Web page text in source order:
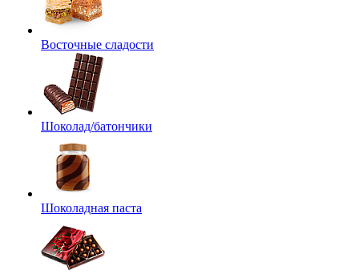
Восточные сладости
Шоколад/батончики
Шоколадная паста